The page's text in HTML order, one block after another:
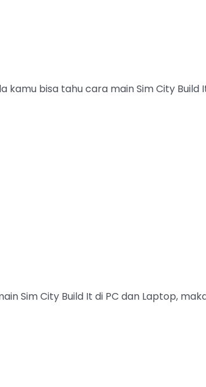
kamu bisa tahu cara main Sim City Build
Sim City Build It di PC dan Laptop,